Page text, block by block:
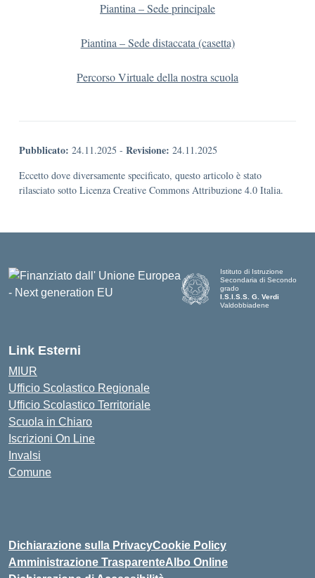
Piantina – Sede principale
Piantina – Sede distaccata (casetta)
Percorso Virtuale della nostra scuola
Pubblicato: 24.11.2025 - Revisione: 24.11.2025
Eccetto dove diversamente specificato, questo articolo è stato
rilasciato sotto Licenza Creative Commons Attribuzione 4.0 Italia.
Istituto di Istruzione
Secondaria di Secondo
grado
I.S.I.S.S. G. Verdi
Valdobbiadene
Link Esterni
MIUR
Ufficio Scolastico Regionale
Ufficio Scolastico Territoriale
Scuola in Chiaro
Iscrizioni On Line
Invalsi
Comune
Dichiarazione sulla PrivacyCookie Policy
Amministrazione TrasparenteAlbo Online